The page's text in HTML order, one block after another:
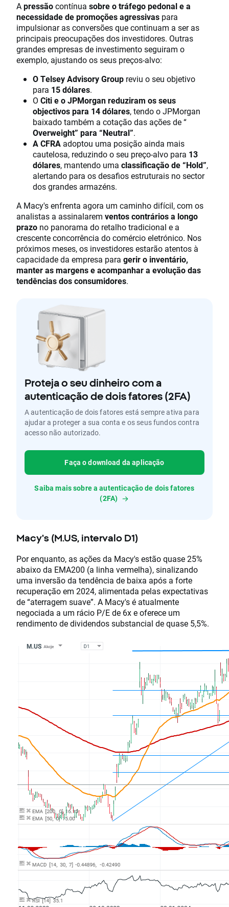
Apressãocontínua sobre o tráfego pedonal e a
necessidade de promoções agressivas para
impulsionar as conversões que continuam a ser as
principais preocupações dos investidores. Outras
grandes empresas de investimento seguiram o
exemplo, ajustando os seus preços-alvo:
O Telsey Advisory Group reviu o seu objetivo
para 15 dólares.
O Citi e o JPMorganreduziram os seus
objectivos para 14 dólares, tendo o JPMorgan
baixado também a cotação das ações de “
Overweight” para “Neutral”.
A CFRA adoptou uma posição ainda mais
cautelosa, reduzindo o seu preço-alvo para 13
dólares, mantendo uma classificação de “Hold”,
alertando para os desafios estruturais no sector
dos grandes armazéns.
A Macy's enfrenta agora um caminho difícil, com os
analistas a assinalarem ventos contrários a longo
prazo no panorama do retalho tradicional e a
crescente concorrência do comércio eletrónico. Nos
próximos meses, os investidores estarão atentos à
capacidade da empresa para gerir o inventário,
manter as margens e acompanhar a evolução das
tendências dos consumidores.
Proteja o seu dinheiro com a
autenticação de dois fatores (2FA)
A autenticação de dois fatores está sempre ativa para
ajudar a proteger a sua conta e os seus fundos contra
acesso não autorizado.
Faça o download da aplicação
Saiba mais sobre a autenticação de dois fatores
(2FA)
Macy's (M.US, intervalo D1)
Por enquanto, as ações da Macy's estão quase 25%
abaixo da EMA200 (a linha vermelha), sinalizando
uma inversão da tendência de baixa após a forte
recuperação em 2024, alimentada pelas expectativas
de “aterragem suave”. A Macy's é atualmente
negociada a um rácio P/E de 6x e oferece um
rendimento de dividendos substancial de quase 5,5%.